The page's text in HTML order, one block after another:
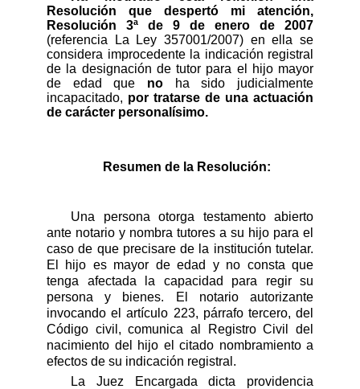
Resolución que despertó mi atención,
Resolución 3ª de 9 de enero de 2007
(referencia La Ley 357001/2007) en ella se
considera improcedente la indicación registral
de la designación de tutor para el hijo mayor
de edad que no ha sido judicialmente
incapacitado, por tratarse de una actuación
de carácter personalísimo.
Resumen de la Resolución:
Una persona otorga testamento abierto
ante notario y nombra tutores a su hijo para el
caso de que precisare de la institución tutelar.
El hijo es mayor de edad y no consta que
tenga afectada la capacidad para regir su
persona y bienes. El notario autorizante
invocando el artículo 223, párrafo tercero, del
Código civil, comunica al Registro Civil del
nacimiento del hijo el citado nombramiento a
efectos de su indicación registral.
La Juez Encargada dicta providencia